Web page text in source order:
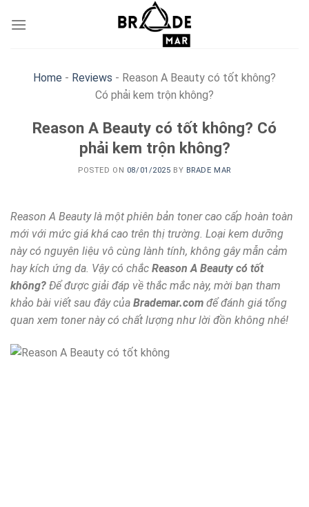
Home - Reviews - Reason A Beauty có tốt không?
Có phải kem trộn không?
Reason A Beauty có tốt không? Có
phải kem trộn không?
POSTED ON 08/01/2025 BY BRADE MAR
Reason A Beauty là một phiên bản toner cao cấp hoàn toàn
mới với mức giá khá cao trên thị trường. Loại kem dưỡng
này có nguyên liệu vô cùng lành tính, không gây mẫn cảm
hay kích ứng da. Vậy có chắc Reason A Beauty có tốt
không? Để được giải đáp về thắc mắc này, mời bạn tham
khảo bài viết sau đây của Brademar.com để đánh giá tổng
quan xem toner này có chất lượng như lời đồn không nhé!